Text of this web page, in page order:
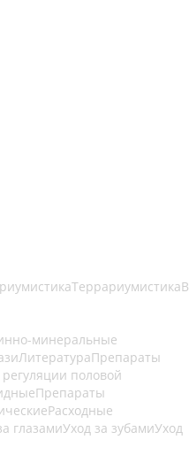
Террариумистика
минеральные
ЛитератураПрепараты
половой
Препараты
Расходные
глазамиУход за зубамиУход